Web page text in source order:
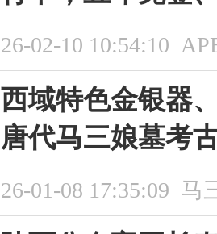
26-02-10 10:54:10
西域特色金银器
唐代马三娘墓考
26-01-08 17:35:09 马